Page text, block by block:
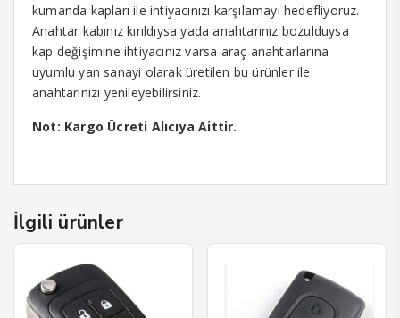
kumanda kapları ile ihtiyacınızı karşılamayı hedefliyoruz.
Anahtar kabınız kırıldıysa yada anahtarınız bozulduysa
kap değişimine ihtiyacınız varsa araç anahtarlarına
uyumlu yan sanayi olarak üretilen bu ürünler ile
anahtarınızı yenileyebilirsiniz.
Not: Kargo Ücreti Alıcıya Aittir.
İlgili ürünler